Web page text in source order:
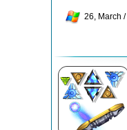
26, March /